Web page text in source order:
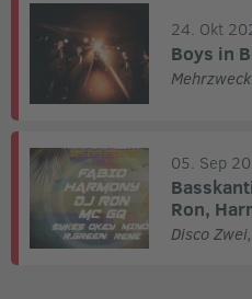
24. Okt
Boys in
05. Sep
Ron,
Disco Zwei,